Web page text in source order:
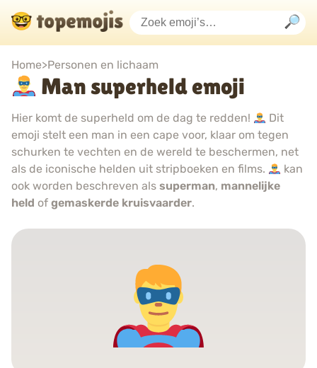
Home>Personen en lichaam
Man superheld emoji
Hier komt de superheld om de dag te redden!
Dit
emoji stelt een man in een cape voor, klaar om tegen
schurken te vechten en de wereld te beschermen, net
als de iconische helden uit stripboeken en films.
kan
ook worden beschreven als superman, mannelijke
held of gemaskerde kruisvaarder.